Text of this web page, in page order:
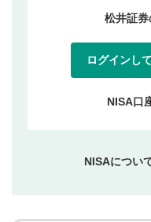
松井証
ログインし
NISA口
NISAについ